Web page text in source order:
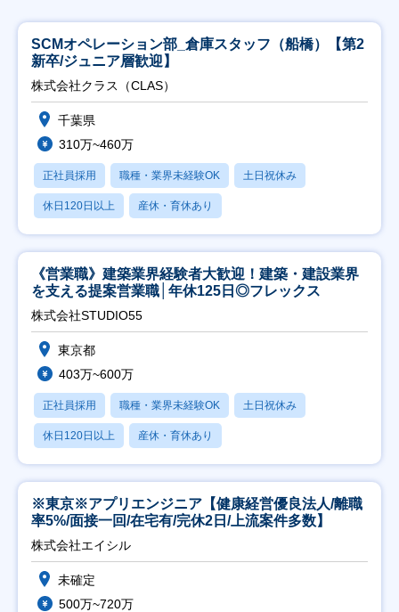
SCMオペレーション部_倉庫スタッフ（船橋）【第2
新卒/ジュニア層歓迎】
株式会社クラス（CLAS）
千葉県
310万~460万
正社員採用 職種・業界未経験OK 土日祝休み
休日120日以上 産休・育休あり
《営業職》建築業界経験者大歓迎！建築・建設業界
を支える提案営業職│年休125日◎フレックス
株式会社STUDIO55
東京都
403万~600万
正社員採用 職種・業界未経験OK 土日祝休み
休日120日以上 産休・育休あり
※東京※アプリエンジニア【健康経営優良法人/離職
率5%/面接一回/在宅有/完休2日/上流案件多数】
株式会社エイシル
未確定
500万~720万